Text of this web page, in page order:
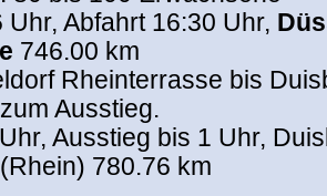
Uhr, Abfahrt 16:30 Uhr,
746.00 km
Rheinterrasse bis
Ausstieg.
Ausstieg bis 1 Uhr,
780.76 km